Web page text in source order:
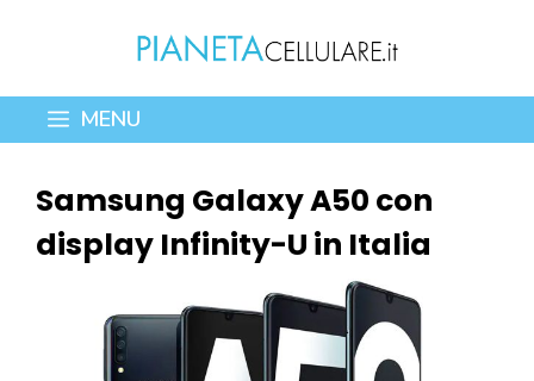
contenuto
MENU
Samsung Galaxy A50 con
display Infinity-U in Italia